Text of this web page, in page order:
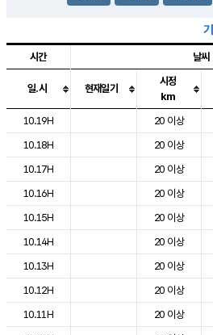
도시별 기상실황표로 지점, 날씨, 기온,
시간 날씨
일.시 현재일기
시정
km
10.19H
20 이상
10.18H
20 이상
10.17H
20 이상
10.16H
20 이상
10.15H
20 이상
10.14H
20 이상
10.13H
20 이상
10.12H
20 이상
10.11H
20 이상